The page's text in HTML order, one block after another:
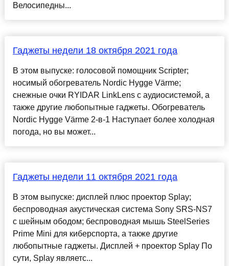
Велосипедны...
Гаджеты недели 18 октября 2021 года
В этом выпуске: голосовой помощник Scripter;
носимый обогреватель Nordic Hygge Värme;
снежные очки RYIDAR LinkLens с аудиосистемой, а
также другие любопытные гаджеты. Обогреватель
Nordic Hygge Värme 2-в-1 Наступает более холодная
погода, но вы может...
Гаджеты недели 11 октября 2021 года
В этом выпуске: дисплей плюс проектор Splay;
беспроводная акустическая система Sony SRS-NS7
с шейным ободом; беспроводная мышь SteelSeries
Prime Mini для киберспорта, а также другие
любопытные гаджеты. Дисплей + проектор Splay По
сути, Splay являетс...